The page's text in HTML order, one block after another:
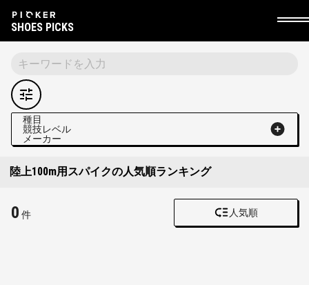
SHOES PICKS
種目
競技レベル
メーカー
陸上100m用スパイクの人気順ランキング
0 件 人気順